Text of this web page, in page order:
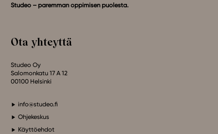
Studeo – paremman oppimisen puolesta.
Ota yhteyttä
Studeo Oy
Salomonkatu 17 A 12
00100 Helsinki
info@studeo.fi
Ohjekeskus
Käyttöehdot